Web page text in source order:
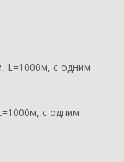
с одним